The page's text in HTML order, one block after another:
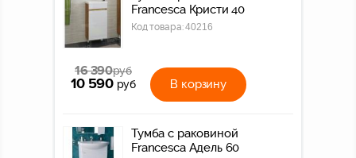
Francesca Кристи 40
Код товара:40216
16 390руб
10 590 руб В корзину
Тумба с раковиной
Francesca Адель 60